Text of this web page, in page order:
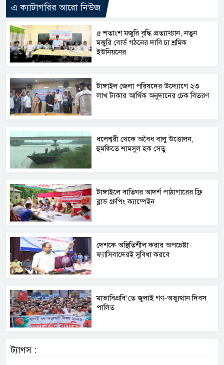
এ ক্যাটাগরির আরো নিউজ
৫ শতাংশ মজুরি বৃদ্ধি প্রত্যাখ্যান, নতুন
মজুরি বোর্ড গঠনের দাবি চা শ্রমিক
ইউনিয়নের
টাঙ্গাইল জেলা পরিষদের উদ্যোগে ২৩
লাখ টাকার আর্থিক অনুদানের চেক বিতরণ
ধলেশ্বরী থেকে অবৈধ বালু উত্তোলন,
হুমকিতে শামসুল হক সেতু
টাঙ্গাইলে বাতিঘর আদর্শ পাঠাগারের ফ্রি
ব্লাড গ্রুপিং ক্যাম্পেইন
দেশকে অস্থিতিশীল করার অপচেষ্টা
ফ্যাসিবাদেরই সুবিধা করবে
মাভাবিপ্রবি’তে জুলাই গণ-অভ্যুত্থান দিবস
পালিত
ট্যাগস :